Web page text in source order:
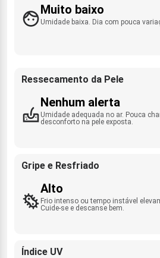
Muito baixo
Umidade baixa. Dia com pouca
Ressecamento da Pele
Nenhum alerta
Umidade adequada no ar. Pouca
desconforto na pele exposta.
Gripe e Resfriado
Alto
Frio intenso ou tempo instável
Cuide-se e descanse bem.
Índice UV